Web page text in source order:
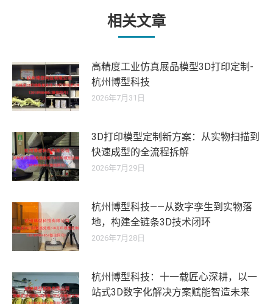
相关文章
高精度工业仿真展品模型3D打印定制-
杭州博型科技
2026年7月31日
3D打印模型定制新方案：从实物扫描到
快速成型的全流程拆解
2026年7月29日
杭州博型科技——从数字孪生到实物落
地，构建全链条3D技术闭环
2026年7月28日
杭州博型科技：十一载匠心深耕，以一
站式3D数字化解决方案赋能智造未来